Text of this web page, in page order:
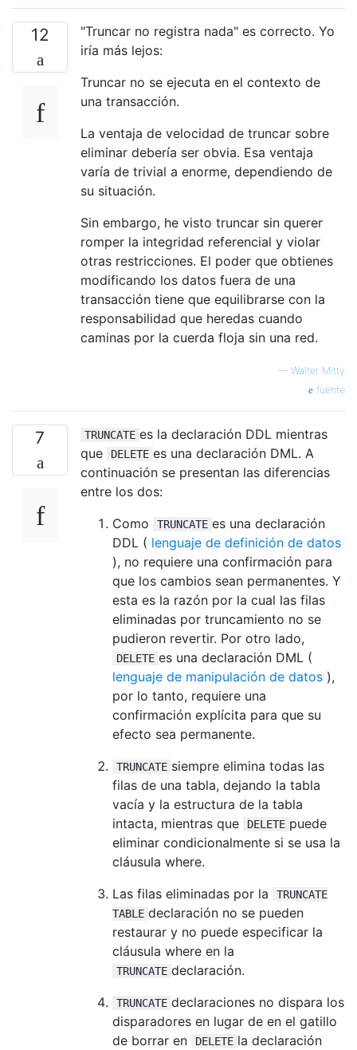
12
"Truncar no registra nada" es correcto. Yo
iría más lejos:
Truncar no se ejecuta en el contexto de
una transacción.
La ventaja de velocidad de truncar sobre
eliminar debería ser obvia. Esa ventaja
varía de trivial a enorme, dependiendo de
su situación.
Sin embargo, he visto truncar sin querer
romper la integridad referencial y violar
otras restricciones. El poder que obtienes
modificando los datos fuera de una
transacción tiene que equilibrarse con la
responsabilidad que heredas cuando
caminas por la cuerda floja sin una red.
— Walter Mitty
fuente
7 TRUNCATE es la declaración DDL mientras
que
DELETE es una declaración DML. A
continuación se presentan las diferencias
entre los dos:
Como
TRUNCATE es una declaración
DDL ( lenguaje de definición de datos
), no requiere una confirmación para
que los cambios sean permanentes. Y
esta es la razón por la cual las filas
eliminadas por truncamiento no se
pudieron revertir. Por otro lado,
DELETE es una declaración DML (
lenguaje de manipulación de datos ),
por lo tanto, requiere una
confirmación explícita para que su
efecto sea permanente.
TRUNCATE siempre elimina todas las
filas de una tabla, dejando la tabla
vacía y la estructura de la tabla
intacta, mientras que
DELETE puede
eliminar condicionalmente si se usa la
cláusula where.
Las filas eliminadas por la
TRUNCATE
TABLE declaración no se pueden
restaurar y no puede especificar la
cláusula where en la
TRUNCATE declaración.
TRUNCATE declaraciones no dispara los
disparadores en lugar de en el gatillo
de borrar en
DELETE la declaración